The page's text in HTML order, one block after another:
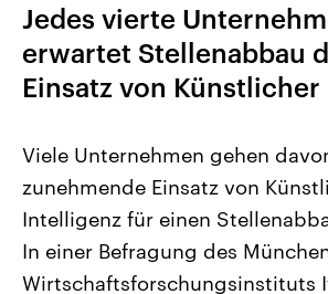
2026
Alle Informationen
Sachsen-Anhalt wählt am 6.
September 2026 einen neuen
Landtag. Seit 2021 wird das
Bundesland von einer Koalition aus mit
Jedes vierte
erwartet Stellenabbau
Einsatz von
Viele Unternehmen gehen
zunehmende Einsatz von
Intelligenz für einen
In einer Befragung des
Wirtschaftsforschungsinstituts